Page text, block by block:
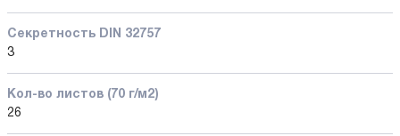
Секретность DIN 32757
3
Кол-во листов (70 г/м2)
26